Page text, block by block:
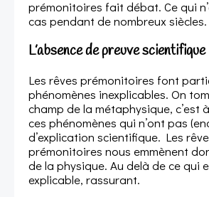
prémonitoires fait débat. Ce qui
cas pendant de nombreux
L’absence de preuve scientifique
Les rêves prémonitoires font
phénomènes inexplicables. On
champ de la métaphysique, c’est
ces phénomènes qui n’ont pas
d’explication scientifique. Les
prémonitoires nous emmènent
de la physique. Au delà de ce qui
explicable, rassurant.